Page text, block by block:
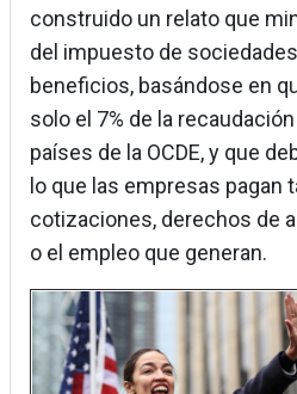
construido un relato que
del impuesto de
beneficios, basándose en
solo el 7% de la
países de la OCDE, y que
lo que las empresas pagan
cotizaciones, derechos de
o el empleo que generan.